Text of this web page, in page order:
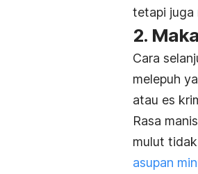
tetapi juga
2.
Cara
melepuh
atau es
Rasa
mulut
asupan